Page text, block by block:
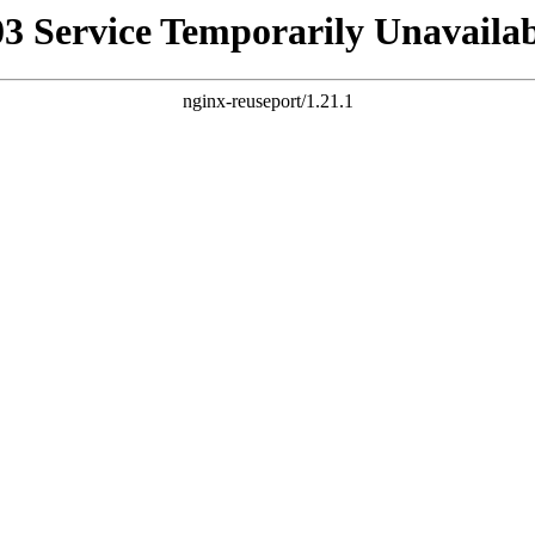
Service Temporarily
nginx-reuseport/1.21.1